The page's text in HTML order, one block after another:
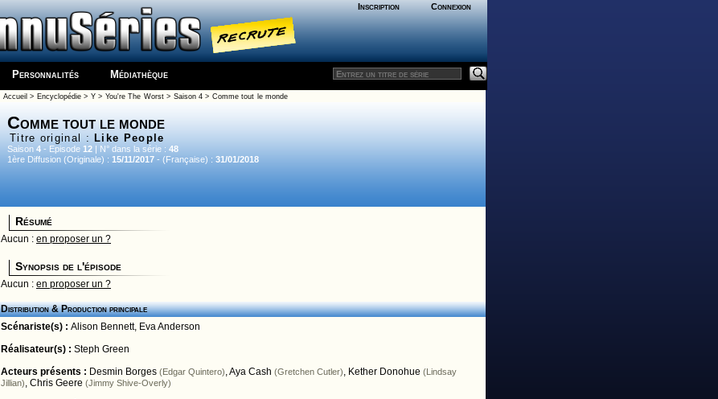
Inscription Connexion
Personnalités Médiathèque
Accueil > Encyclopédie> Y> You're The Worst> Saison 4> Comme tout le monde
Comme tout le monde
Titre original : Like People
Saison 4 - Episode 12 | N° dans la série : 48
1ère Diffusion (Originale) : 15/11/2017 - (Française) : 31/01/2018
Résumé
Aucun : en proposer un ?
Synopsis de l'épisode
Aucun : en proposer un ?
Distribution & Production principale
Scénariste(s) : Alison Bennett, Eva Anderson
Réalisateur(s) : Steph Green
Acteurs présents : Desmin Borges (Edgar Quintero),Aya Cash (Gretchen Cutler), Kether Donohue (Lindsay
Jillian), Chris Geere (Jimmy Shive-Overly)